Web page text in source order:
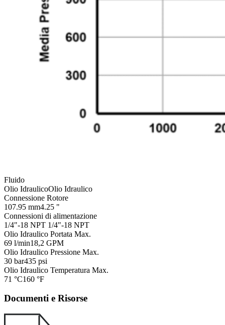
Fluido
Olio IdraulicoOlio Idraulico
Connessione Rotore
107.95 mm4.25 "
Connessioni di alimentazione
1/4"-18 NPT 1/4"-18 NPT
Olio Idraulico Portata Max.
69 l/min18,2 GPM
Olio Idraulico Pressione Max.
30 bar435 psi
Olio Idraulico Temperatura Max.
71 °C160 °F
Documenti e Risorse